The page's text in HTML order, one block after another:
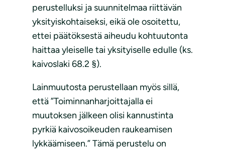
perustelluksi ja suunnitelmaa riittävän
yksityiskohtaiseksi, eikä ole osoitettu,
ettei päätöksestä aiheudu kohtuutonta
haittaa yleiselle tai yksityiselle edulle (ks.
kaivoslaki 68.2 §).
Lainmuutosta perustellaan myös sillä,
että ”Toiminnanharjoittajalla ei
muutoksen jälkeen olisi kannustinta
pyrkiä kaivosoikeuden raukeamisen
lykkäämiseen.” Tämä perustelu on